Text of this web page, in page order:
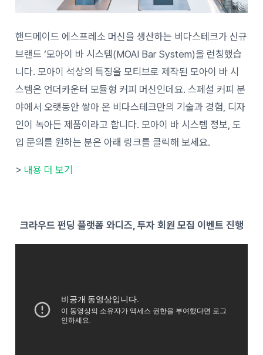
핸드메이드 에스프레소 머신을 생산하는 비다스테크가 신규
브랜드 ‘모아이 바 시스템(MOAI Bar System)을 런칭했습
니다. 모아이 석상의 특징을 모티브로 제작된 모아이 바 시
스템은 언더카운터 모듈형 커피 머신인데요. 스페셜 커피 분
야에서 오랫동안 쌓아 온 비다스테크만의 기술과 경험, 디자
인이 녹아든 제품이라고 합니다. 모아이 바 시스템 정보, 도
입 문의를 원하는 분은 아래 링크를 클릭해 보세요.
> 내용 더 보기
크라우드 펀딩 플랫폼 와디즈, 투자 회원 모집 이벤트 진행